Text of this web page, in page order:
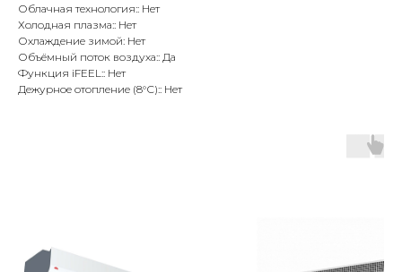
Облачная технология:: Нет
Холодная плазма:: Нет
Охлаждение зимой: Нет
Объёмный поток воздуха:: Да
Функция iFEEL:: Нет
Дежурное отопление (8°С):: Нет